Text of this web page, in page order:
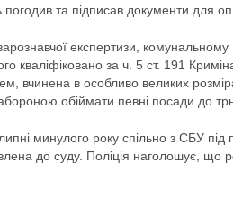
та підписав документи для
експертизи,
кваліфіковано за ч. 5 ст. 191
вчинена в особливо великих
обіймати певні посади до
минулого року спільно з СБУ
до суду. Поліція наголошує, що